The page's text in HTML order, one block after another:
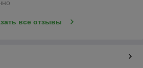
все отзывы